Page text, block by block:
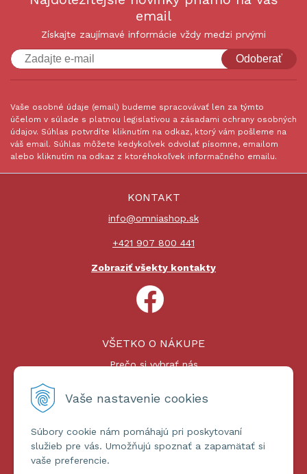
Vaše nastavenie cookies
Súbory cookie nám pomáhajú pri poskytovaní
služieb pre vás. Umožňujú spoznať a zapamätať si
vaše preferencie.
email
Získajte zaujímavé informácie vždy medzi prvými
Odoberať
Vaše osobné údaje (email) budeme spracovávať len za týmto
účelom v súlade s platnou legislatívou a zásadami ochrany osobných
údajov. Súhlas potvrdíte kliknutím na odkaz, ktorý vám pošleme na
váš email. Súhlas môžete kedykoľvek odvolať písomne, emailom
alebo kliknutím na odkaz z ktoréhokoľvek informačného emailu.
KONTAKT
info@omniashop.sk
+421 907 800 441
Zobraziť všekty kontakty
VŠETKO O NÁKUPE
Prečo si vybrať nás
Platby a doprava
ĎALŠIE INFORMÁCIE